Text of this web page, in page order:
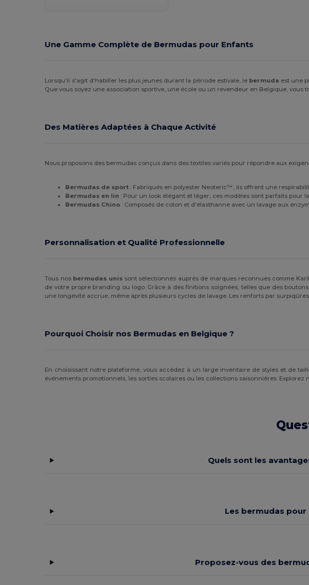
Une Gamme Complète de Bermudas pour Enfants
Lorsqu'il s'agit d'habiller les plus jeunes durant la période estivale, le bermuda est une
Que vous soyez une association sportive, une école ou un revendeur en Belgique,
Des Matières Adaptées à Chaque Activité
Nous proposons des bermudas conçus dans des textiles variés pour répondre aux
Bermudas de sport : Fabriqués en polyester Neoteric™, ils offrent une
Bermudas en lin : Pour un look élégant et léger, ces modèles sont parfaits pour
Bermudas Chino : Composés de coton et d'élasthanne avec un lavage aux
Personnalisation et Qualité Professionnelle
Tous nos bermudas unissont sélectionnés auprès de marques reconnues comme
de votre propre branding ou logo. Grâce à des finitions soignées, telles que des
une longévité accrue, même après plusieurs cycles de lavage. Les renforts par
Pourquoi Choisir nos Bermudas en Belgique ?
En choisissant notre plateforme, vous accédez à un large inventaire de styles et de
événements promotionnels, les sorties scolaires ou les collections saisonnières.
Quels sont les
Les bermudas
Proposez-vous des